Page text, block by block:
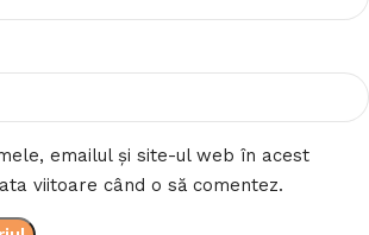
emailul și site-ul web în acest
viitoare când o să comentez.